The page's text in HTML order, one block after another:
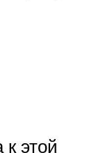
этой